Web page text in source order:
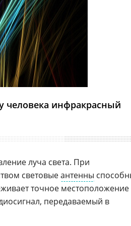
человека инфракрасный
луча света. При
световыеантенны
точное местоположение
передаваемый в